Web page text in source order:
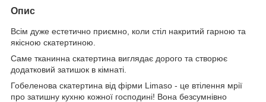
Опис
Всім дуже естетично приємно, коли стіл накритий гарною та
якісною скатертиною.
Саме тканинна скатертина виглядає дорого та створює
додатковий затишок в кімнаті.
Гобеленова скатертина від фірми Limaso - це втілення мрії
про затишну кухню кожної господині! Вона безсумнівно